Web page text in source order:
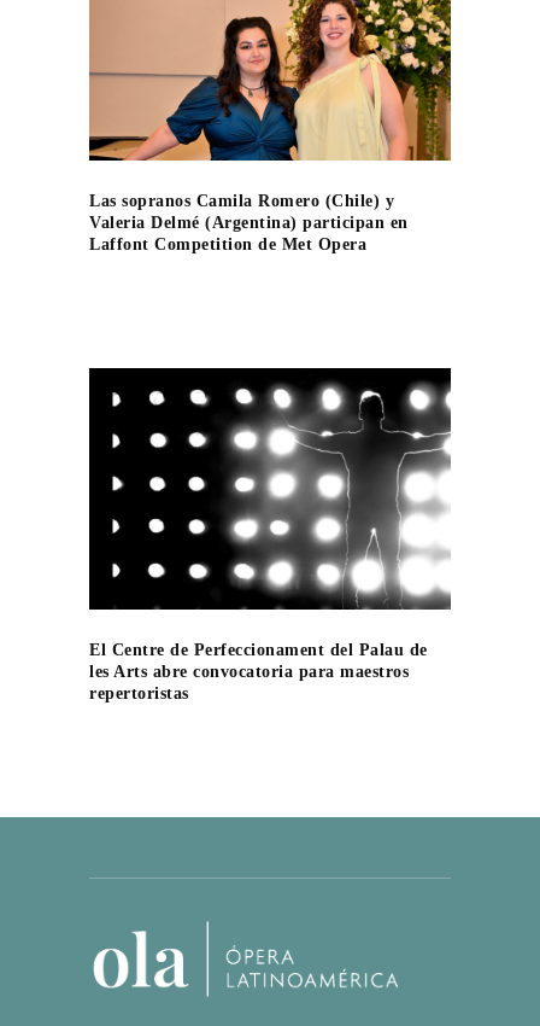
Las sopranos Camila Romero (Chile) y
Valeria Delmé (Argentina) participan en
Laffont Competition de Met Opera
El Centre de Perfeccionament del Palau de
les Arts abre convocatoria para maestros
repertoristas